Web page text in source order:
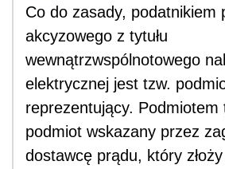
Co do zasady, podatnikiem
akcyzowego z tytułu
wewnątrzwspólnotowego
elektrycznej jest tzw.
reprezentujący. Podmiotem
podmiot wskazany przez
dostawcę prądu, który